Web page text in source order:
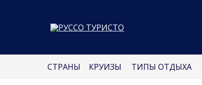
СТРАНЫ КРУИЗЫ ТИПЫ ОТДЫХА